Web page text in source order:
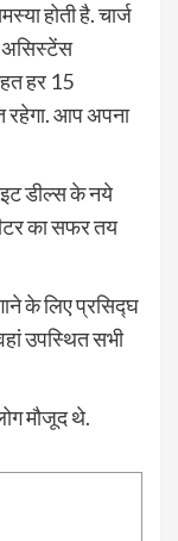
होती है. चार्ज
असिस्टेंस
हर 15
रहेगा. आप अपना
डील्स के नये
का सफर तय
के लिए प्रसिद्घ
उपस्थित सभी
मौजूद थे.